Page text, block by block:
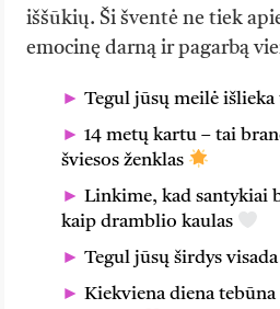
iššūkių. Ši šventė ne tiek
emocinę darną ir pagarbą
Tegul jūsų meilė
14 metų kartu – tai
šviesos ženklas
Linkime, kad santykiai
kaip dramblio kaulas
Tegul jūsų širdys
Kiekviena diena tebūna